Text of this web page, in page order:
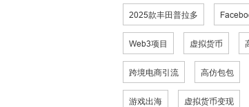
2025款丰田普拉多
Web3项目 虚拟货币
跨境电商引流 高仿包包
游戏出海 虚拟货币变现